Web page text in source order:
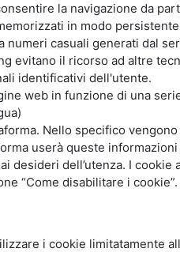
la navigazione da
in modo
casuali generati dal
evitano il ricorso ad altre
identificativi dell'utente.
web in funzione di una
Nello specifico
userà queste
dell’utenza. I
“Come disabilitare i cookie”.
i cookie limitatamente